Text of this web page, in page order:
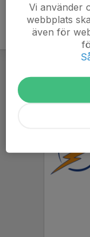
Vi använder
webbplats
även för